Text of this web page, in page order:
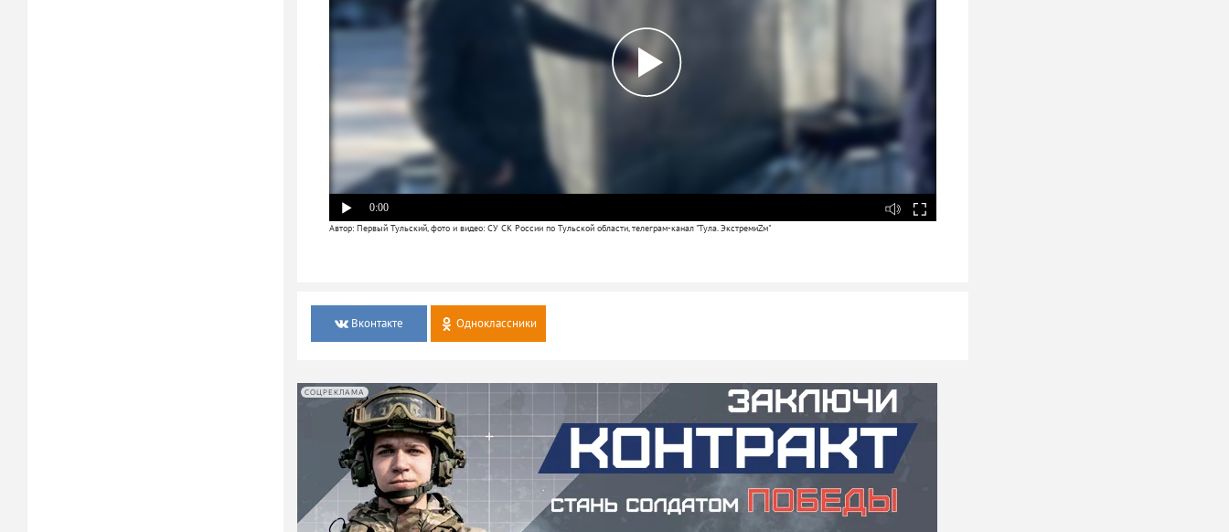
0:00
Автор: Первый Тульский, фото и видео: СУ СК России по Тульской области, телеграм-канал "Тула. ЭкстремиZм"
Вконтакте Одноклассники
СОЦРЕКЛАМА